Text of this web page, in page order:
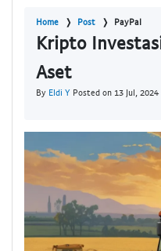
Home Post PayPal
Kripto
Aset
By Eldi Y Posted on 13 Jul, 2024